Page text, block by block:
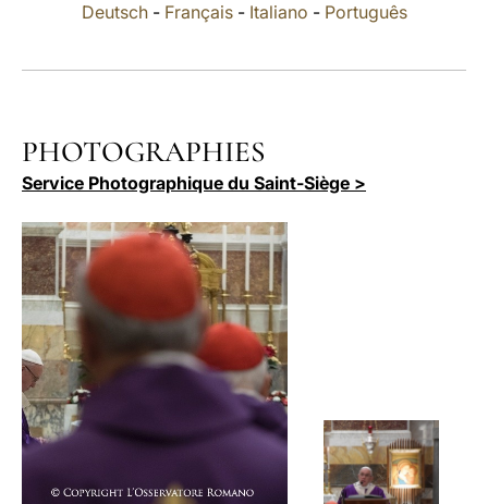
Deutsch- Français- Italiano - Português
PHOTOGRAPHIES
Service Photographique du Saint-Siège >